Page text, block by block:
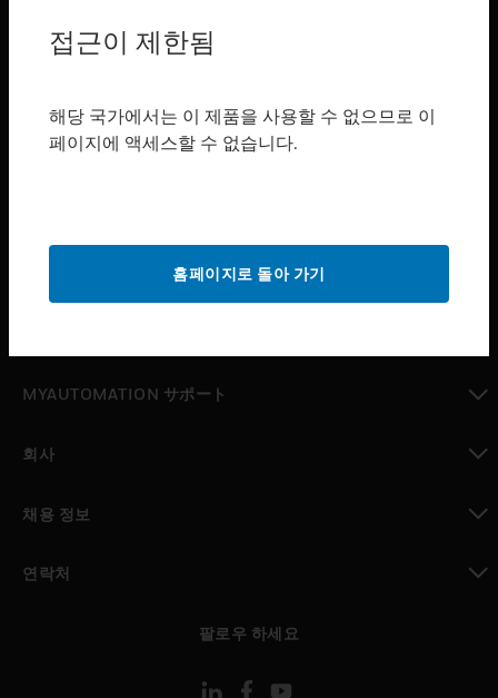
제품
toggle view
서비스
MYAUTOMATION サポート
회사
채용 정보
연락처
팔로우 하세요
접근이 제한됨
해당 국가에서는 이 제품을 사용할 수 없으므로 이
페이지에 액세스할 수 없습니다.
홈페이지로 돌아 가기